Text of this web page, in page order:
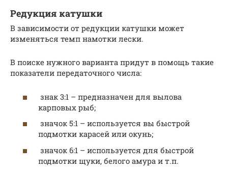
Редукция катушки
В зависимости от редукции катушки может
изменяться темп намотки лески.
В поиске нужного варианта придут в помощь такие
показатели передаточного числа:
знак 3:1 – предназначен для вылова
карповых рыб;
значок 5:1 – используется вы быстрой
подмотки карасей или окунь;
значок 6:1 – используется для быстрой
подмотки щуки, белого амура и т.п.